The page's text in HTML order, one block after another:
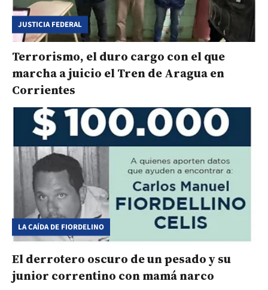
JUSTICIA FEDERAL
Terrorismo, el duro cargo con el que
marcha a juicio el Tren de Aragua en
Corrientes
LA CAÍDA DE FIORDELINO
El derrotero oscuro de un pesado y su
junior correntino con mamá narco